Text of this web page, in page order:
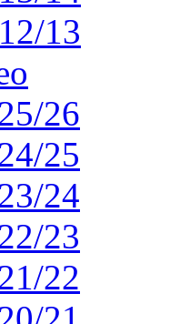
13
26
25
24
23
22